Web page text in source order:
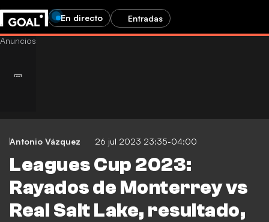
En directo Entradas
Antonio Vázquez 26 jul 2023 23:35-04:00
Leagues Cup 2023:
Rayados de Monterrey vs
Real Salt Lake, resultado,